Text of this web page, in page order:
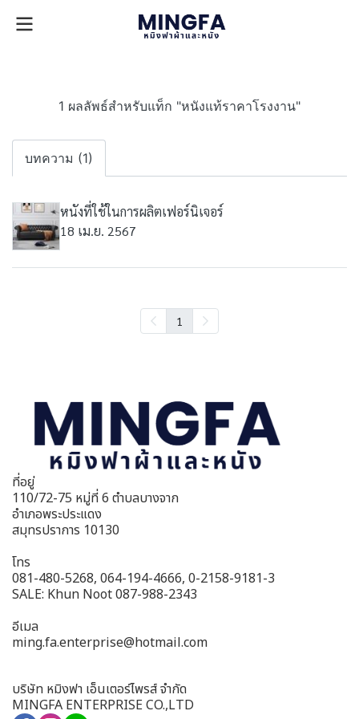
1 ผลลัพธ์สำหรับแท็ก "หนังแท้ราคาโรงงาน"
บทความ (1)
หนังที่ใช้ในการผลิตเฟอร์นิเจอร์
18 เม.ย. 2567
1
ที่อยู่
110/72-75 หมู่ที่ 6 ตำบลบางจาก
อำเภอพระประแดง
สมุทรปราการ 10130
โทร
081-480-5268, 064-194-4666, 0-2158-9181-3
SALE: Khun Noot 087-988-2343
อีเมล
ming.fa.enterprise@hotmail.com
บริษัท หมิงฟา เอ็นเตอร์ไพรส์ จำกัด
MINGFA ENTERPRISE CO.,LTD